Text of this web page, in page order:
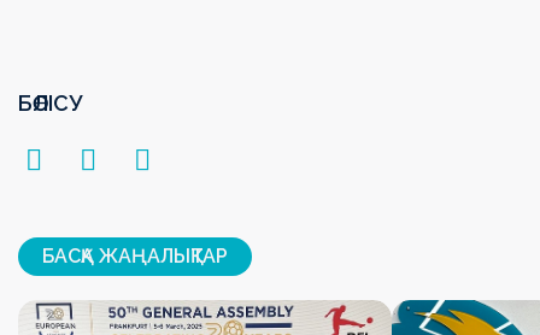
БӨЛІСУ
БАСҚА ЖАҢАЛЫҚТАР